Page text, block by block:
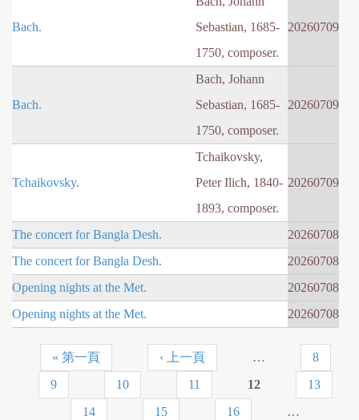
Bach.
Sebastian, 1685-
1750, composer.
20260709
Bach.
Bach, Johann
Sebastian, 1685-
1750, composer.
20260709
Tchaikovsky.
Tchaikovsky,
Peter Ilich, 1840-
1893, composer.
20260709
The concert for Bangla Desh.
20260708
The concert for Bangla Desh.
20260708
Opening nights at the Met.
20260708
Opening nights at the Met.
20260708
« 第一頁 ‹ 上一頁 …
8
9
10 11 12
13
14
15 16
…